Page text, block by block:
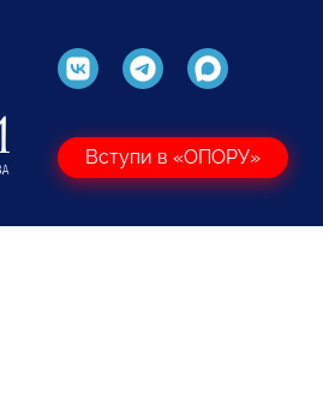
Вступи в «ОПОРУ»